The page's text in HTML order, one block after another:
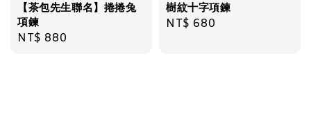
【茶包先生聯名】捲捲兔
項鍊
Regular
NT$ 880
樹紋十字項鍊
Regular
NT$ 680